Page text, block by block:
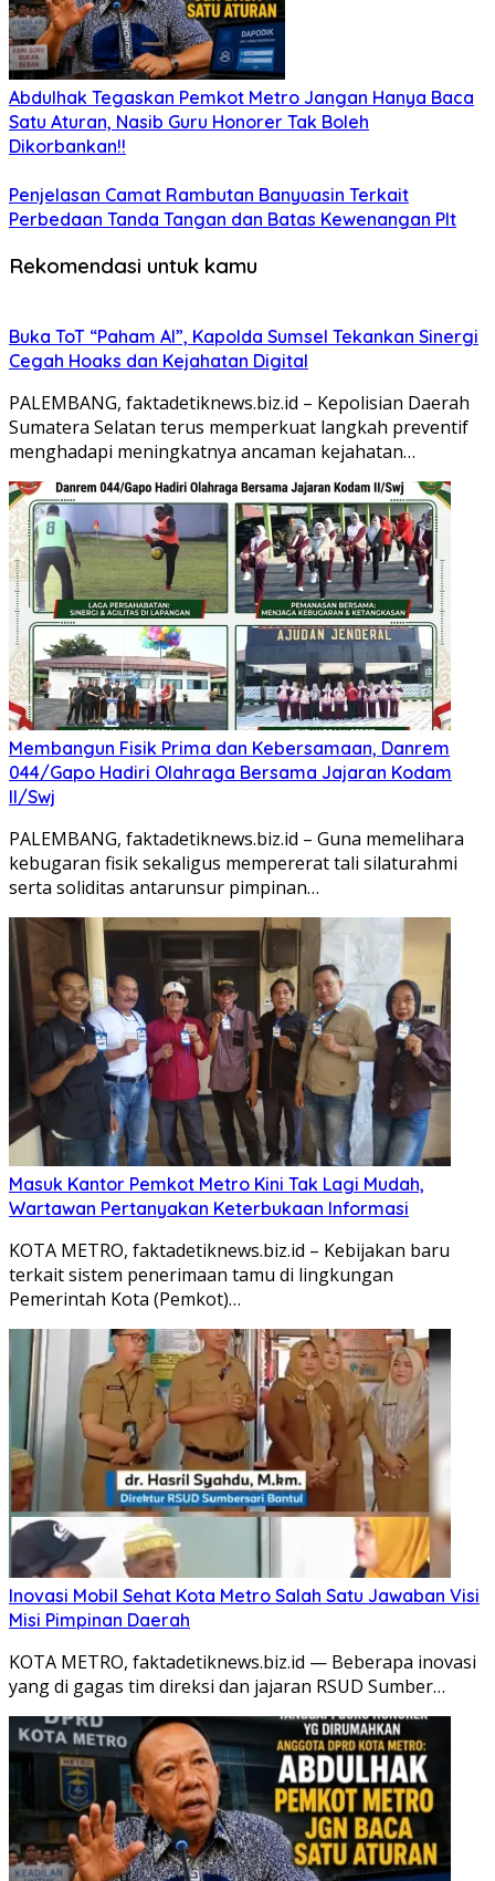
Abdulhak Tegaskan Pemkot Metro Jangan Hanya Baca
Satu Aturan, Nasib Guru Honorer Tak Boleh
Dikorbankan!!
Penjelasan Camat Rambutan Banyuasin Terkait
Perbedaan Tanda Tangan dan Batas Kewenangan Plt
Rekomendasi untuk kamu
Buka ToT “Paham AI”, Kapolda Sumsel Tekankan Sinergi
Cegah Hoaks dan Kejahatan Digital
PALEMBANG, faktadetiknews.biz.id – Kepolisian Daerah
Sumatera Selatan terus memperkuat langkah preventif
menghadapi meningkatnya ancaman kejahatan…
Membangun Fisik Prima dan Kebersamaan, Danrem
044/Gapo Hadiri Olahraga Bersama Jajaran Kodam
II/Swj
PALEMBANG, faktadetiknews.biz.id – Guna memelihara
kebugaran fisik sekaligus mempererat tali silaturahmi
serta soliditas antarunsur pimpinan…
Masuk Kantor Pemkot Metro Kini Tak Lagi Mudah,
Wartawan Pertanyakan Keterbukaan Informasi
KOTA METRO, faktadetiknews.biz.id – Kebijakan baru
terkait sistem penerimaan tamu di lingkungan
Pemerintah Kota (Pemkot)…
Inovasi Mobil Sehat Kota Metro Salah Satu Jawaban Visi
Misi Pimpinan Daerah
KOTA METRO, faktadetiknews.biz.id — Beberapa inovasi
yang di gagas tim direksi dan jajaran RSUD Sumber…